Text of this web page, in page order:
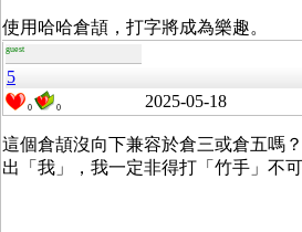
使用哈哈倉頡，打字將成為樂趣。
guest
5
0 0 2025-05-18
這個倉頡沒向下兼容於倉三或倉五嗎
出「我」，我一定非得打「竹手」不可